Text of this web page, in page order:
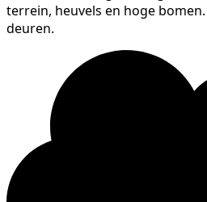
terrein, heuvels en hoge
deuren.